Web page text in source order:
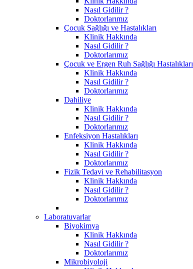
Nasıl Gidilir ?
Doktorlarımız
Çocuk Sağlığı ve Hastalıkları
Klinik Hakkında
Nasıl Gidilir ?
Doktorlarımız
Çocuk ve Ergen Ruh Sağlığı Hastalıkları
Klinik Hakkında
Nasıl Gidilir ?
Doktorlarımız
Dahiliye
Klinik Hakkında
Nasıl Gidilir ?
Doktorlarımız
Enfeksiyon Hastalıkları
Klinik Hakkında
Nasıl Gidilir ?
Doktorlarımız
Fizik Tedavi ve Rehabilitasyon
Klinik Hakkında
Nasıl Gidilir ?
Doktorlarımız
Laboratuvarlar
Biyokimya
Klinik Hakkında
Nasıl Gidilir ?
Doktorlarımız
Mikrobiyoloji